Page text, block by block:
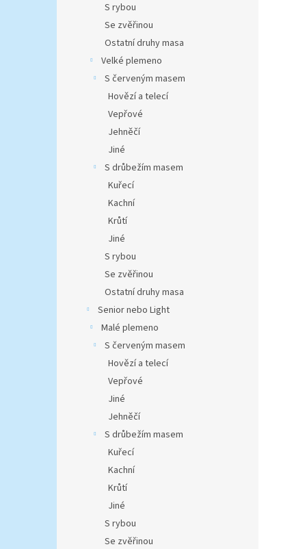
S rybou
Se zvěřinou
Ostatní druhy masa
Velké plemeno
S červeným masem
Hovězí a telecí
Vepřové
Jehněčí
Jiné
S drůbežím masem
Kuřecí
Kachní
Krůtí
Jiné
S rybou
Se zvěřinou
Ostatní druhy masa
Senior nebo Light
Malé plemeno
S červeným masem
Hovězí a telecí
Vepřové
Jiné
Jehněčí
S drůbežím masem
Kuřecí
Kachní
Krůtí
Jiné
S rybou
Se zvěřinou